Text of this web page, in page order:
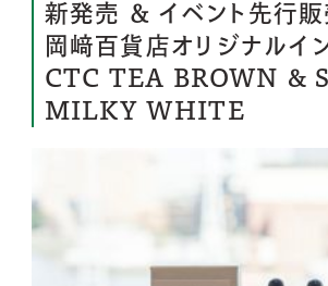
新発売 ＆ イベント先行販
岡﨑百貨店オリジナルイ
CTC TEA BROWN &
MILKY WHITE